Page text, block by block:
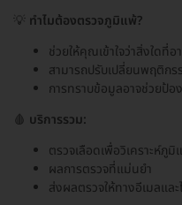
💡 ทำไมต้องตรวจภูมิแพ้?
ช่วยให้คุณเข้าใจว่าสิ่งใดที่
สามารถปรับเปลี่ยนพฤติก
การทราบข้อมูลอาจช่วยป้
🩸 บริการรวม:
ตรวจเลือดเพื่อวิเคราะห์ภู
ผลการตรวจที่แม่นยำ
ส่งผลตรวจให้ทางอีเมลแล